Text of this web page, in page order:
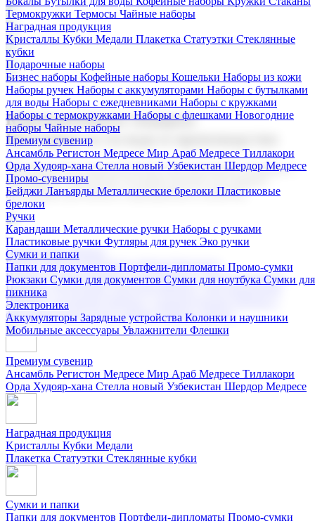
Термокружки Термосы Чайные наборы
Наградная продукция
Kристаллы Кубки Медали Плакетка Статуэтки Стеклянные
кубки
Подарочные наборы
Бизнес наборы Кофейные наборы Кошельки Наборы из кожи
Наборы ручек Наборы с аккумуляторами Наборы с бутылками
для воды Наборы с ежедневниками Наборы с кружками
Наборы с термокружками Наборы с флешками Новогодние
наборы Чайные наборы
Премиум сувенир
Ансамбль Регистон Медресе Мир Араб Медресе Тиллакори
Орда Худояр-хана Стелла новый Узбекистан Шердор Медресе
Промо-сувениры
Бейджи Ланъярды Металлические брелоки Пластиковые
брелоки
Ручки
Карандаши Металлические ручки Наборы с ручками
Пластиковые ручки Футляры для ручек Эко ручки
Сумки и папки
Папки для документов Портфели-дипломаты Промо-сумки
Рюкзаки Сумки для документов Сумки для ноутбука Сумки для
пикника
Электроника
Аккумуляторы Зарядные устройства Колонки и наушники
Мобильные аксессуары Увлажнители Флешки
Корпоративные подарки
Поставка со склада и производство
Мы предлагаем широкий выбор корпоративных подарков и
сувениров с логотипом. В нашем каталоге вы найдете
продукцию для бизнеса, мероприятия и клиентов.
Подарочные наборы
Бизнес наборыКофейные наборы Кошельки
Наборы из кожиНаборы ручекНаборы с аккумуляторами
Наборы с бутылками для воды
Наборы с ежедневниками
Наборы с кружками
флешкамиНовогодние наборыЧайные наборы
Премиум сувенир
Ансамбль Регистон Медресе Мир Араб Медресе Тиллакори
Орда Худояр-хана Стелла новый Узбекистан Шердор Медресе
Наградная продукция
Kристаллы Кубки Медали
Плакетка Статуэтки Стеклянные кубки
Сумки и папки
Папки для документов Портфели-дипломаты Промо-сумки